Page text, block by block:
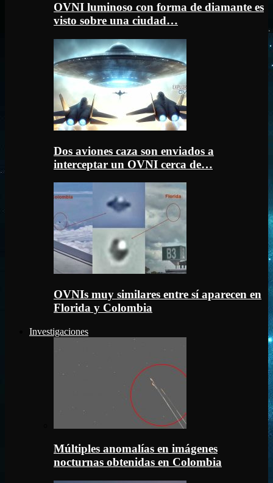
OVNI luminoso con forma de diamante es
visto sobre una ciudad…
Dos aviones caza son enviados a
interceptar un OVNI cerca de…
OVNIs muy similares entre sí aparecen en
Florida y Colombia
Investigaciones
Múltiples anomalías en imágenes
nocturnas obtenidas en Colombia